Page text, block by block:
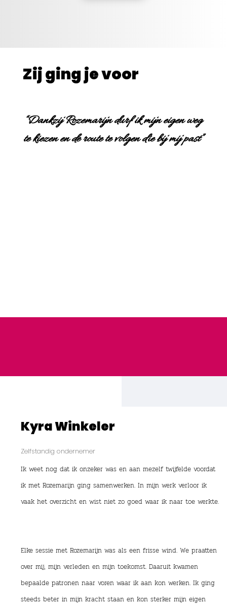
Zij ging je voor
“Dankzij Rozemarijn durf ik mijn eigen weg
te kiezen en de route te volgen die bij mij past”
Kyra Winkeler
Zelfstandig ondernemer
Ik weet nog dat ik onzeker was en aan mezelf twijfelde voordat
ik met Rozemarijn ging samenwerken. In mijn werk verloor ik
vaak het overzicht en wist niet zo goed waar ik naar toe werkte.
Elke sessie met Rozemarijn was als een frisse wind. We praatten
over mij, mijn verleden en mijn toekomst. Daaruit kwamen
bepaalde patronen naar voren waar ik aan kon werken. Ik ging
steeds beter in mijn kracht staan en kon sterker mijn eigen